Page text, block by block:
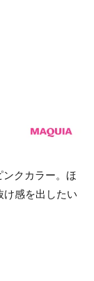
クカラー。ほ
け感を出したい